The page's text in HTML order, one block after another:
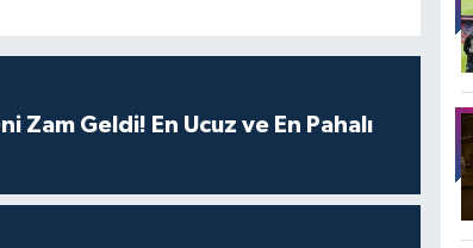
Zam Geldi! En Ucuz ve En Pahalı